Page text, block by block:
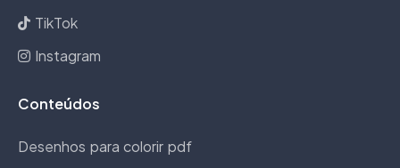
TikTok
Instagram
Conteúdos
Desenhos para colorir pdf